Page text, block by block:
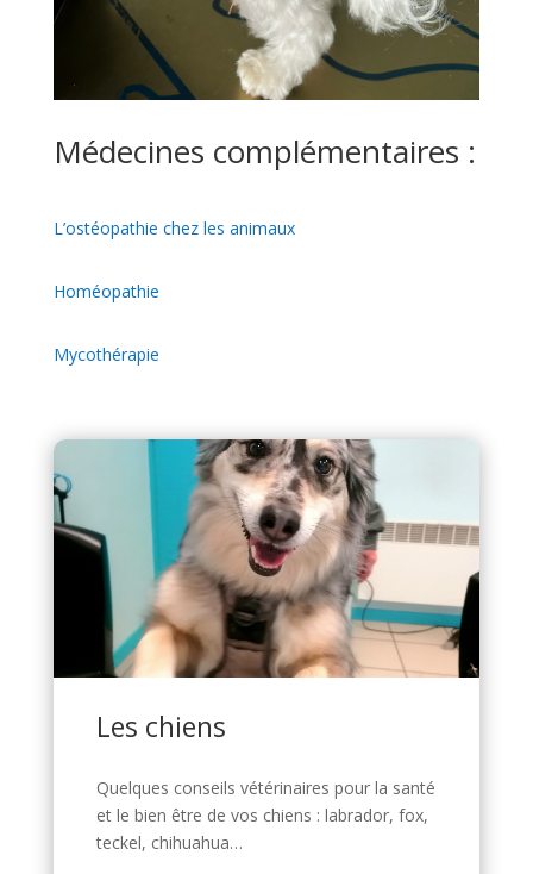
Médecines complémentaires :
L’ostéopathie chez les animaux
Homéopathie
Mycothérapie
Les chiens
Quelques conseils vétérinaires pour la santé
et le bien être de vos chiens : labrador, fox,
teckel, chihuahua…